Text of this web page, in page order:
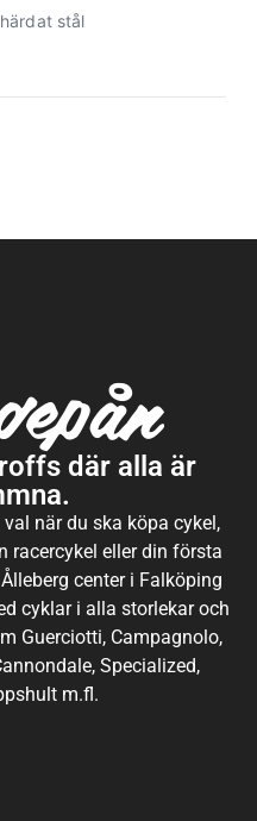
stål
där alla är
när du ska köpa cykel,
racercykel eller din första
center i Falköping
cyklar i alla storlekar och
Guerciotti, Campagnolo,
Specialized,
m.fl.